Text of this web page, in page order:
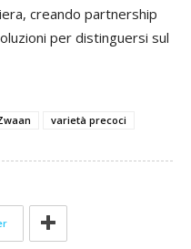
creando partnership
per distinguersi sul
varietà precoci